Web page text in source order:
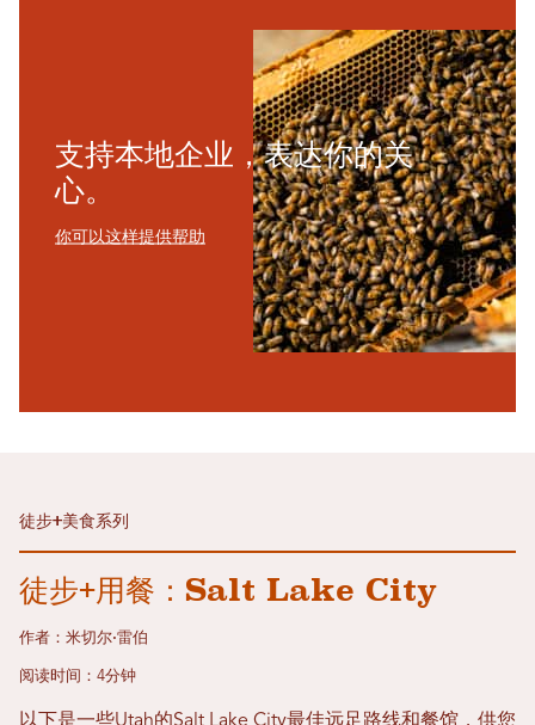
支持本地企业，表达你的关
心。
你可以这样提供帮助
徒步+美食系列
徒步+用餐：Salt Lake City
作者：米切尔·雷伯
阅读时间：4分钟